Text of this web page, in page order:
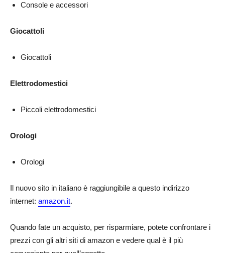
Console e accessori
Giocattoli
Giocattoli
Elettrodomestici
Piccoli elettrodomestici
Orologi
Orologi
Il nuovo sito in italiano è raggiungibile a questo indirizzo
internet: amazon.it.
Quando fate un acquisto, per risparmiare, potete confrontare i
prezzi con gli altri siti di amazon e vedere qual è il più